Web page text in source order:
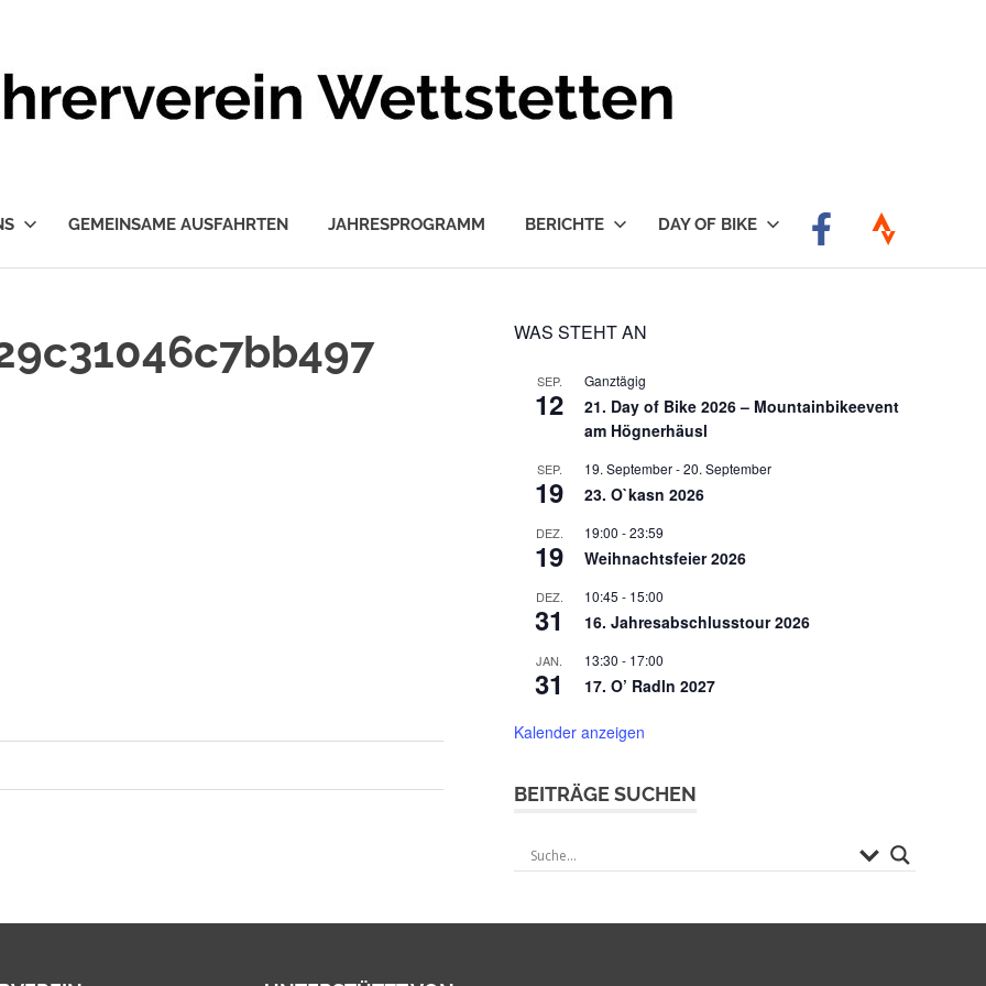
GEMEINSAME AUSFAHRTEN JAHRESPROGRAMM BERICHTE DAY OF BIKE
WAS STEHT AN
SEP.
12
Ganztägig
21. Day of Bike 2026 – Mountainbikeevent
am Högnerhäusl
SEP.
19
19. September-20. September
23. O`kasn 2026
DEZ.
19
19:00 -23:59
Weihnachtsfeier 2026
DEZ.
31
10:45 - 15:00
16. Jahresabschlusstour 2026
JAN.
31
13:30 - 17:00
17. O’ Radln 2027
Kalender anzeigen
BEITRÄGE SUCHEN